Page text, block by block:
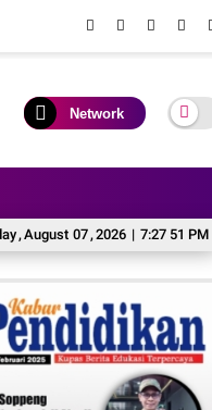
Network
,August 07,2026 | 7:27 53 PM
Global KAI Daop 2